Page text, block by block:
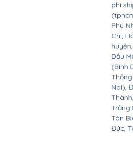
phí
Phú
Chi,
Dầu
(Bình
Nai),
Trảng
Tân
Đức,